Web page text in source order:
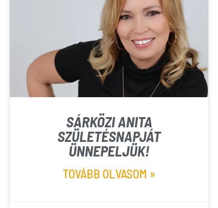
SÁRKÖZI ANITA
SZÜLETÉSNAPJÁT
ÜNNEPELJÜK!
TOVÁBB OLVASOM »